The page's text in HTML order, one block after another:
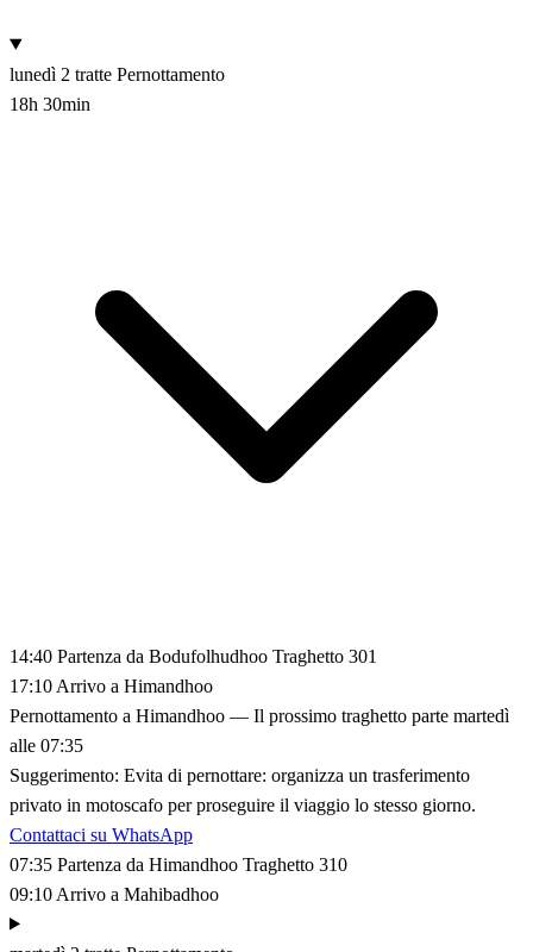
lunedì 2 tratte Pernottamento
18h 30min
14:40 Partenza da Bodufolhudhoo Traghetto 301
17:10 Arrivo a Himandhoo
Pernottamento a Himandhoo — Il prossimo traghetto parte martedì
alle 07:35
Suggerimento: Evita di pernottare: organizza un trasferimento
privato in motoscafo per proseguire il viaggio lo stesso giorno.
Contattaci su WhatsApp
07:35 Partenza da Himandhoo Traghetto 310
09:10 Arrivo a Mahibadhoo